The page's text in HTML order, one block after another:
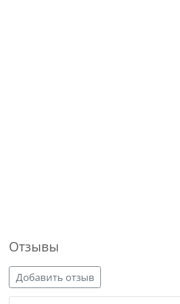
Отзывы
Добавить отзыв